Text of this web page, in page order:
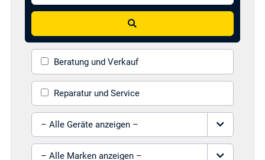
Suchen
Beratung und Verkauf
Reparatur und Service
Gerät auswählen
Marke auswählen